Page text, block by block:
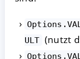
ULT (nutzt